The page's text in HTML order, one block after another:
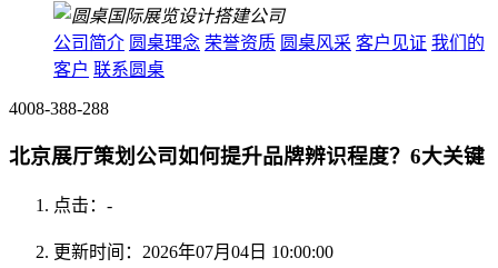
公司简介 圆桌理念 荣誉资质 圆桌风采 客户见证 我们的
客户 联系圆桌
4008-388-288
北京展厅策划公司如何提升品牌辨识程度？6大关键
点击： -
更新时间：2026年07月04日 10:00:00